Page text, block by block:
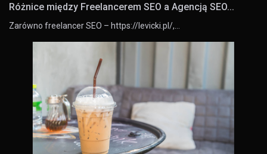
Różnice między Freelancerem SEO a Agencją SEO...
Zarówno freelancer SEO – https://levicki.pl/,…